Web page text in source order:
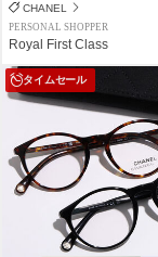
CHANEL
PERSONAL SHOPPER
Royal First Class
タイムセール